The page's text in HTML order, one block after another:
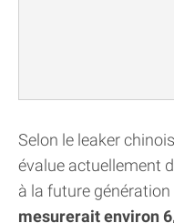
Selon le leaker chinois
évalue actuellement
à la future
mesurerait environ